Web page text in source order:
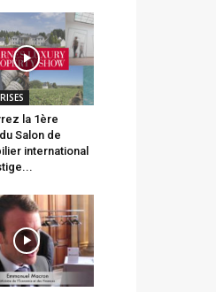
la 1ère
Salon de
international